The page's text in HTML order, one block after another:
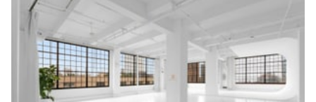
Schitterend uitzicht
Smoking Area
Soundproof
Straatniveau